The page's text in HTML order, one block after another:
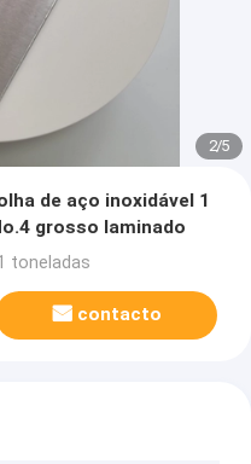
2/5
de aço inoxidável 1
grosso laminado
toneladas
contacto